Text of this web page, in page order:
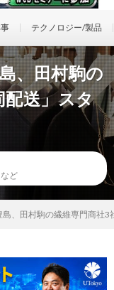
テクノロジー/製品
、田村駒の
配送」スタ
ど
、田村駒の繊維専門商社3